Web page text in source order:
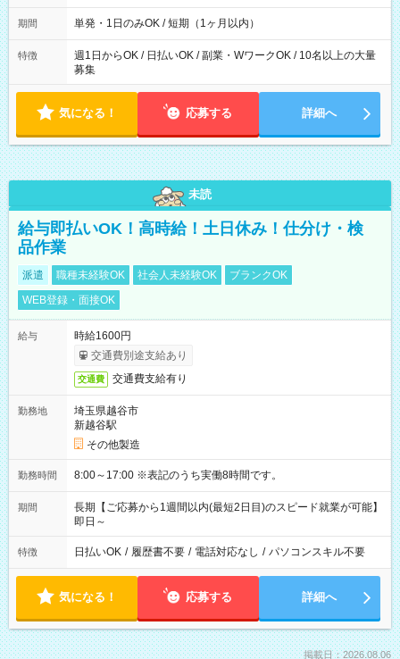
談 ※深夜・早朝帯もあり ※週1日、1日4ｈから勤務OK！ もち
ろん週5以上のレギュラーワークも☆ 平日のみ・土日のみも
期間 単発・1日のみOK / 短期（1ヶ月以内）
特徴
週1日からOK / 日払いOK / 副業・WワークOK / 10名以上の大量
募集
気になる！ 応募する 詳細へ
未読
給与即払いOK！高時給！土日休み！仕分け・検
品作業
派遣 職種未経験OK 社会人未経験OK
ブランクOK
WEB登録・面接OK
給与
時給1600円
交通費別途支給あり
交通費 交通費支給有り
勤務地
埼玉県越谷市
新越谷駅
その他製造
勤務時間 8:00～17:00 ※表記のうち実働8時間です。
期間
長期【ご応募から1週間以内(最短2日目)のスピード就業が可能】
即日～
特徴 日払いOK / 履歴書不要 / 電話対応なし / パソコンスキル不要
気になる！ 応募する 詳細へ
掲載日：2026.08.06